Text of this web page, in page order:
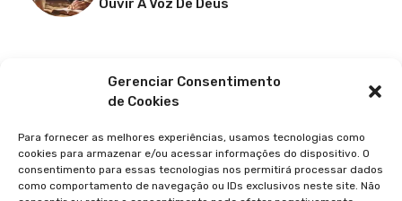
Gerenciar Consentimento
de Cookies
Para fornecer as melhores experiências, usamos tecnologias como
cookies para armazenar e/ou acessar informações do dispositivo. O
consentimento para essas tecnologias nos permitirá processar dados
como comportamento de navegação ou IDs exclusivos neste site. Não
Ouvir A Voz De Deus
Facebook
Youtube
Pinterest